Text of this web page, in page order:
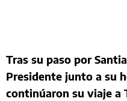
Tras su paso por
Presidente junto a su
continúaron su viaje a